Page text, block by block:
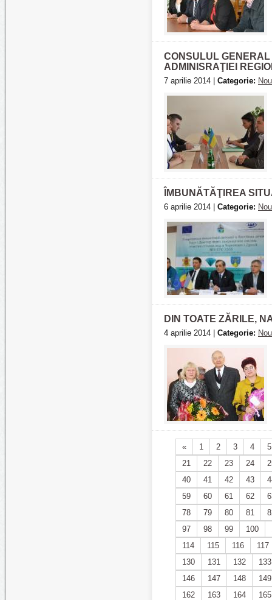
CONSULUL
ADMINISRAŢIEI
7 aprilie 2014 | Categorie:
ÎMBUNĂTĂŢIREA
6 aprilie 2014 | Categorie:
DIN TOATE ZĂRILE,
4 aprilie 2014 | Categorie:
« 1 2 3 4
5
21
22 23 24
40
41 42 43
59
60 61 62
78
79 80 81
97
98 99 100
114
115 116
117
130
131 132
133
146
147 148
149
162
163 164
165